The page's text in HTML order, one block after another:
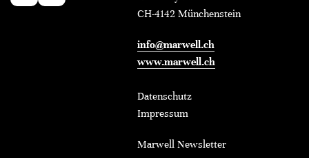
CH-4142 Münchenstein
info@marwell.ch
www.marwell.ch
Datenschutz
Impressum
Marwell Newsletter